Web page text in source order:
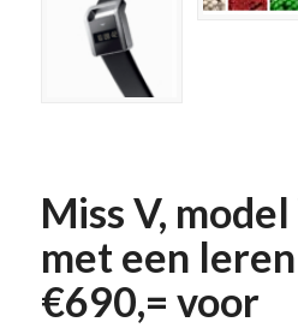
Miss V,
met een
€690,= voor